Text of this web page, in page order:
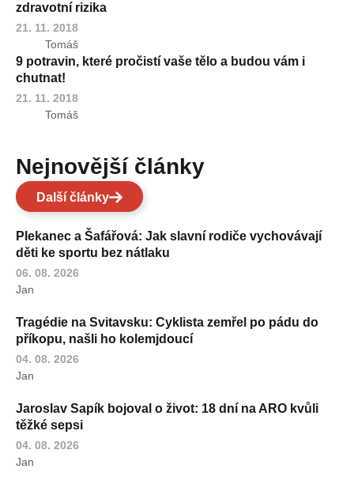
zdravotní rizika
21. 11. 2018
Tomáš
9 potravin, které pročistí vaše tělo a budou vám i
chutnat!
21. 11. 2018
Tomáš
Nejnovější články
Další články
Plekanec a Šafářová: Jak slavní rodiče vychovávají
děti ke sportu bez nátlaku
06. 08. 2026
Jan
Tragédie na Svitavsku: Cyklista zemřel po pádu do
příkopu, našli ho kolemjdoucí
04. 08. 2026
Jan
Jaroslav Sapík bojoval o život: 18 dní na ARO kvůli
těžké sepsi
04. 08. 2026
Jan